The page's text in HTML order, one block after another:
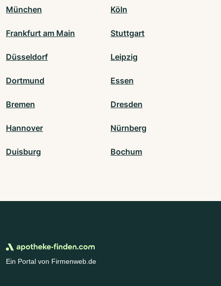
München Köln
Frankfurt am Main Stuttgart
Düsseldorf Leipzig
Dortmund Essen
Bremen Dresden
Hannover Nürnberg
Duisburg Bochum
Ein Portal von Firmenweb.de